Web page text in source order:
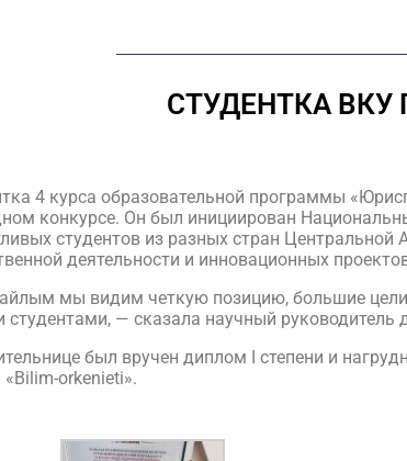
СТУДЕНТКА
4 курса образовательной программы
конкурсе. Он был инициирован
студентов из разных стран
деятельности и инновационных
мы видим четкую позицию, большие цели
студентами, — сказала научный руководитель
был вручен диплом I степени и
«Bilim-orkenieti».